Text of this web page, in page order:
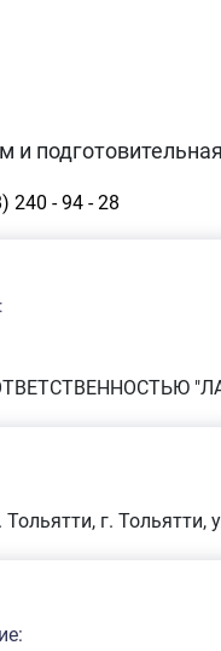
240 - 94 - 28
г.